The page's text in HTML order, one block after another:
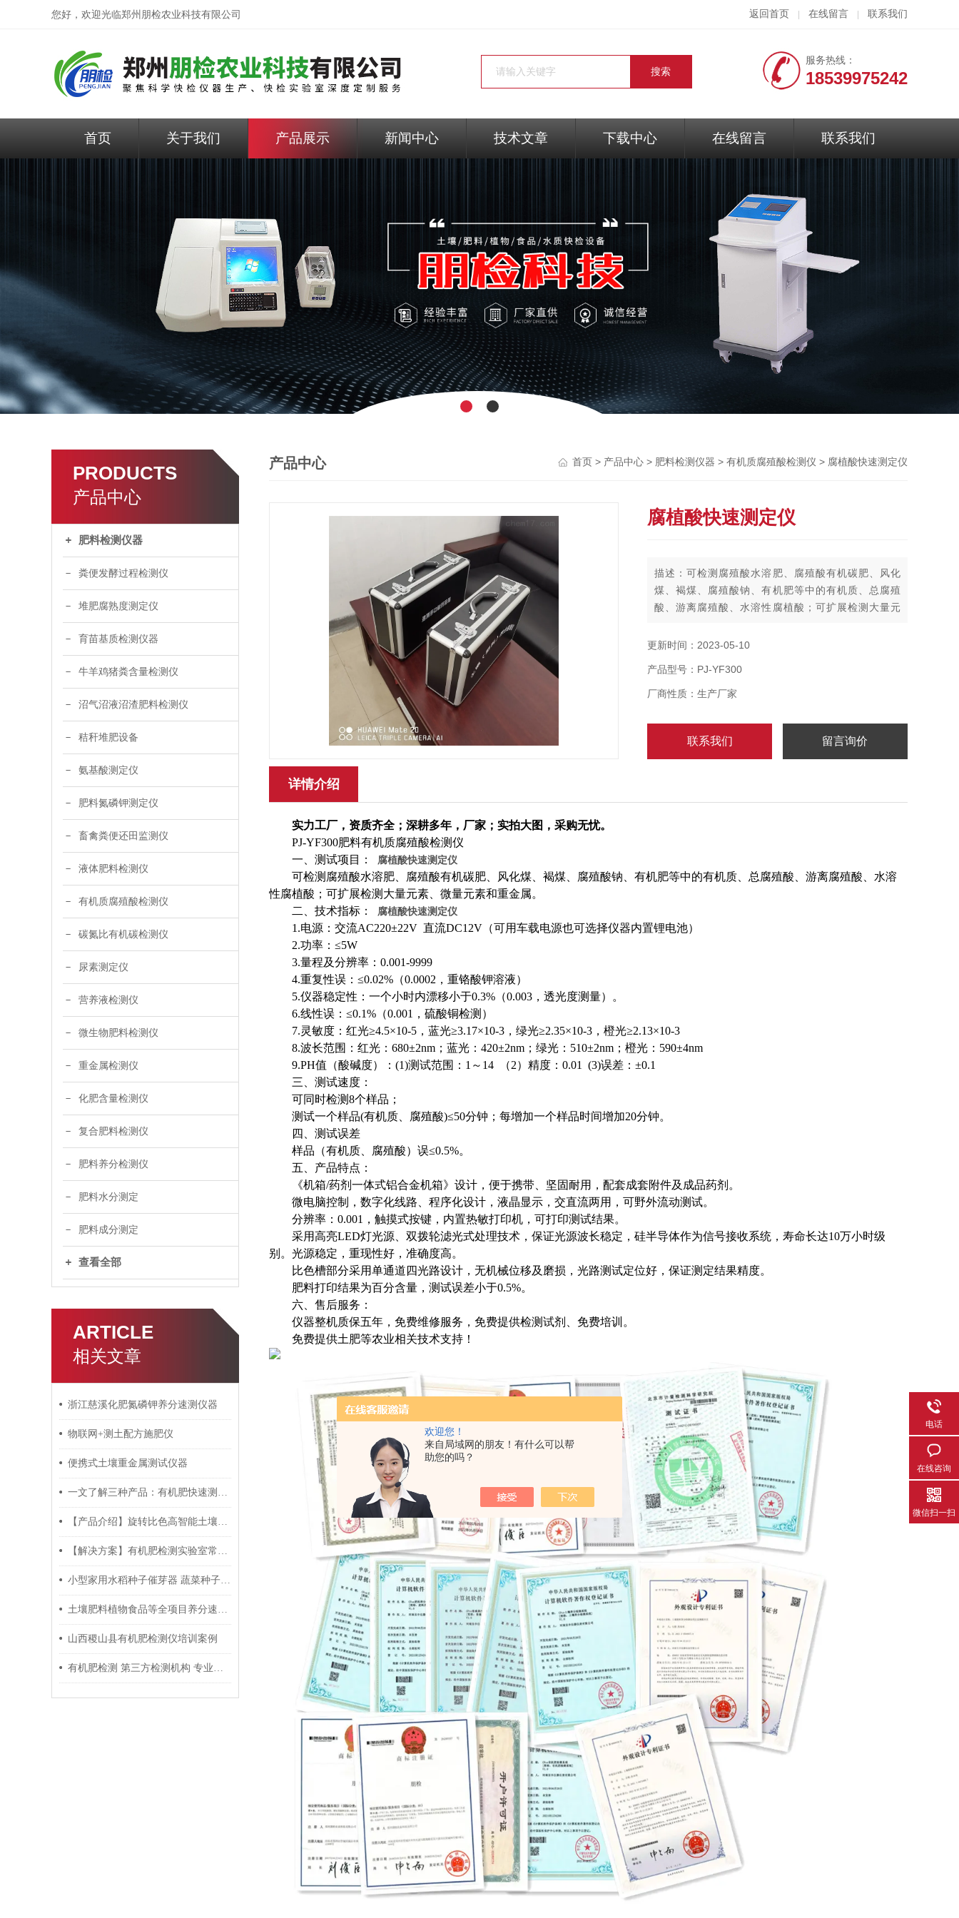
欢迎您！
来自局域网的朋友！有什么可以帮
助您的吗？
您好，欢迎光临郑州朋检农业科技有限公司 返回首页 在线留言 联系我们
服务热线：
18539975242
首页 关于我们 产品展示 新闻中心 技术文章 下载中心 在线留言 联系我们
PRODUCTS
产品中心
肥料检测仪器
粪便发酵过程检测仪
堆肥腐熟度测定仪
育苗基质检测仪器
牛羊鸡猪粪含量检测仪
沼气沼液沼渣肥料检测仪
秸秆堆肥设备
氨基酸测定仪
肥料氮磷钾测定仪
畜禽粪便还田监测仪
液体肥料检测仪
有机质腐殖酸检测仪
碳氮比有机碳检测仪
尿素测定仪
营养液检测仪
微生物肥料检测仪
重金属检测仪
化肥含量检测仪
复合肥料检测仪
肥料养分检测仪
肥料水分测定
肥料成分测定
查看全部
ARTICLE
相关文章
浙江慈溪化肥氮磷钾养分速测仪器
物联网+测土配方施肥仪
便携式土壤重金属测试仪器
一文了解三种产品：有机肥快速测定仪/微生物肥料检测仪/生物有机肥检测仪
【产品介绍】旋转比色高智能土壤养分快速检测仪
【解决方案】有机肥检测实验室常规仪器设备清单
小型家用水稻种子催芽器 蔬菜种子芽苗菜种子催芽浸种器
土壤肥料植物食品等全项目养分速测仪检测项目全
山西稷山县有机肥检测仪培训案例
有机肥检测 第三方检测机构 专业检测报告
产品中心 首页 > 产品中心 > 肥料检测仪器 > 有机质腐殖酸检测仪 > 腐植酸快速测定仪
腐植酸快速测定仪
描述：可检测腐殖酸水溶肥、腐殖酸有机碳肥、风化
煤、褐煤、腐殖酸钠、有机肥等中的有机质、总腐殖
酸、游离腐殖酸、水溶性腐植酸；可扩展检测大量元
更新时间：2023-05-10
产品型号：PJ-YF300
厂商性质：生产厂家
联系我们 留言询价
详情介绍
实力工厂，资质齐全；深耕多年，厂家；实拍大图，采购无忧。
PJ-YF300肥料有机质腐殖酸检测仪
一、测试项目：
腐植酸快速测定仪
可检测腐殖酸水溶肥、腐殖酸有机碳肥、风化煤、褐煤、腐殖酸钠、有机肥等中的有机质、总腐殖酸、游离腐殖酸、水溶
性腐植酸；可扩展检测大量元素、微量元素和重金属。
二、技术指标：
腐植酸快速测定仪
1.电源：交流AC220±22V 直流DC12V（可用车载电源也可选择仪器内置锂电池）
2.功率：≤5W
3.量程及分辨率：0.001-9999
4.重复性误：≤0.02%（0.0002，重铬酸钾溶液）
5.仪器稳定性：一个小时内漂移小于0.3%（0.003，透光度测量）。
6.线性误：≤0.1%（0.001，硫酸铜检测）
7.灵敏度：红光≥4.5×10-5，蓝光≥3.17×10-3，绿光≥2.35×10-3，橙光≥2.13×10-3
8.波长范围：红光：680±2nm；蓝光：420±2nm；绿光：510±2nm；橙光：590±4nm
9.PH值（酸碱度）：(1)测试范围：1～14 （2）精度：0.01 (3)误差：±0.1
三、测试速度：
可同时检测8个样品；
测试一个样品(有机质、腐殖酸)≤50分钟；每增加一个样品时间增加20分钟。
四、测试误差
样品（有机质、腐殖酸）误≤0.5%。
五、产品特点：
《机箱/药剂一体式铝合金机箱》设计，便于携带、坚固耐用，配套成套附件及成品药剂。
微电脑控制，数字化线路、程序化设计，液晶显示，交直流两用，可野外流动测试。
分辨率： 0.001，触摸式按键，内置热敏打印机，可打印测试结果。
采用高亮LED灯光源、双拨轮滤光式处理技术，保证光源波长稳定，硅半导体作为信号接收系统，寿命长达10万小时级
别。光源稳定，重现性好，准确度高。
比色槽部分采用单通道四光路设计，无机械位移及磨损，光路测试定位好，保证测定结果精度。
肥料打印结果为百分含量，测试误差小于0.5%。
六、售后服务：
仪器整机质保五年，免费维修服务，免费提供检测试剂、免费培训。
免费提供土肥等农业相关技术支持！
电话
在线咨询
微信扫一扫